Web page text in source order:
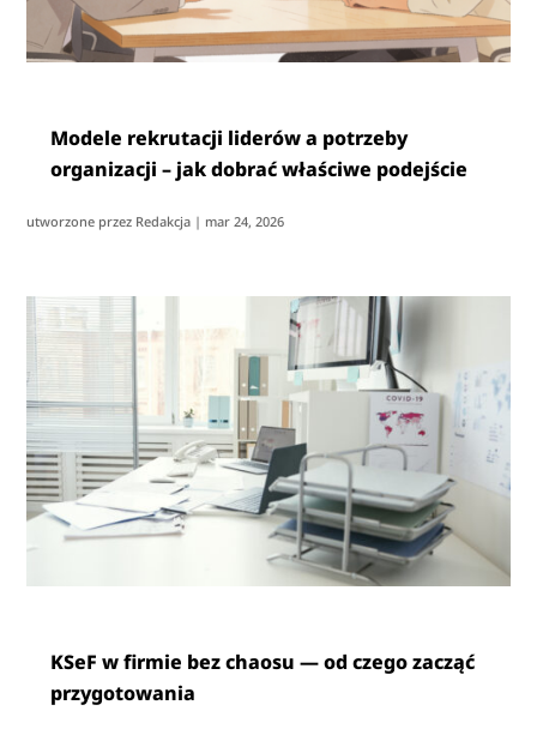
Modele rekrutacji liderów a potrzeby
organizacji – jak dobrać właściwe podejście
utworzone przez Redakcja | mar 24, 2026
KSeF w firmie bez chaosu — od czego zacząć
przygotowania